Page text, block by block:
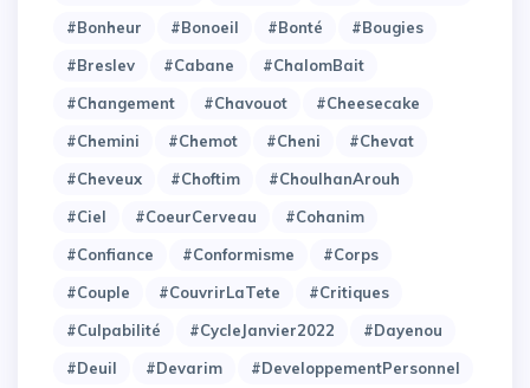
#Bonheur
#Bonoeil #Bonté
#Bougies
#Breslev
#Cabane
#ChalomBait
#Changement
#Chavouot
#Cheesecake
#Chemini
#Chemot #Cheni
#Chevat
#Cheveux
#Choftim
#ChoulhanArouh
#Ciel
#CoeurCerveau
#Cohanim
#Confiance
#Conformisme
#Corps
#Couple
#CouvrirLaTete
#Critiques
#Culpabilité
#CycleJanvier2022
#Dayenou
#Deuil
#Devarim
#DeveloppementPersonnel